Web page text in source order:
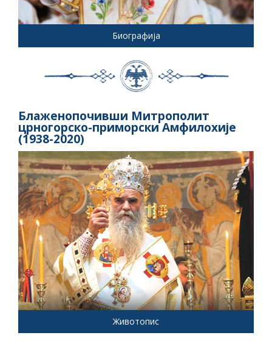
Биографија
Блаженопочивши Митрополит
црногорско-приморски Амфилохије
(1938-2020)
Животопис